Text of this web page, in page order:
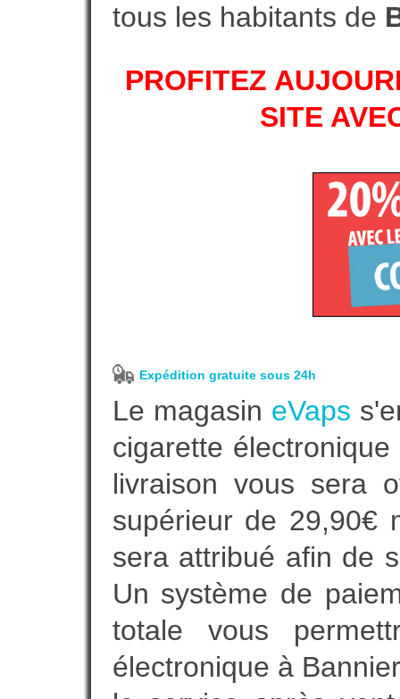
tous les habitants de
PROFITEZ
SITE
Expédition gratuite sous 24h
Le magasin eVaps
cigarette
livraison vous sera
supérieur de 29,90€
sera attribué afin de
Un système de
totale vous
électronique à